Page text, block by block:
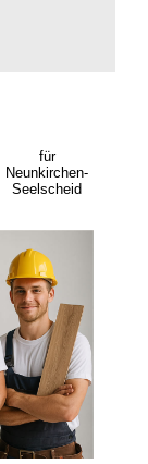
für
Neunkirchen-
Seelscheid